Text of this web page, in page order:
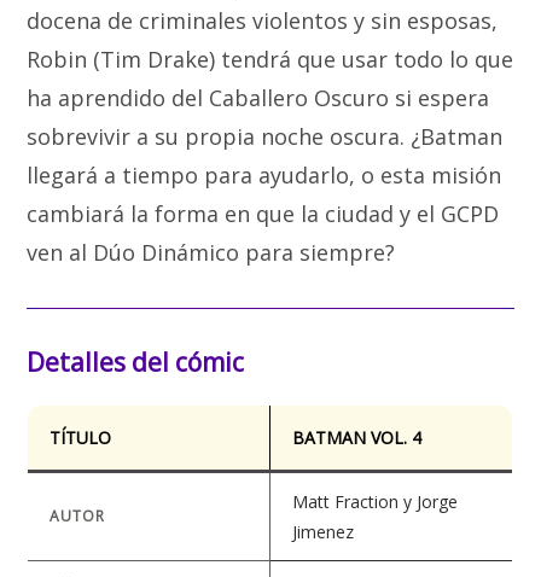
docena de criminales violentos y sin esposas,
Robin (Tim Drake) tendrá que usar todo lo que
ha aprendido del Caballero Oscuro si espera
sobrevivir a su propia noche oscura. ¿Batman
llegará a tiempo para ayudarlo, o esta misión
cambiará la forma en que la ciudad y el GCPD
ven al Dúo Dinámico para siempre?
Detalles del cómic
TÍTULO BATMAN VOL. 4
AUTOR
Matt Fraction y Jorge
Jimenez